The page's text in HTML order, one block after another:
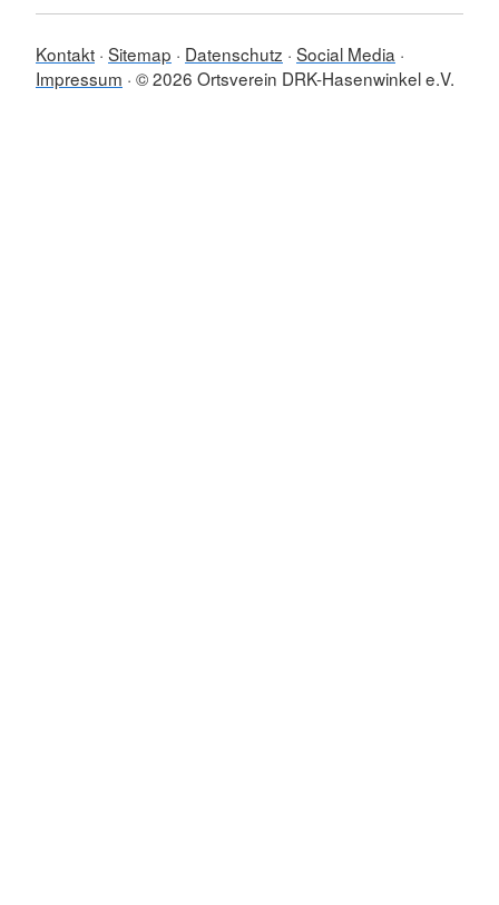
Kontakt Sitemap Datenschutz Social Media
Impressum © 2026 Ortsverein DRK-Hasenwinkel e.V.